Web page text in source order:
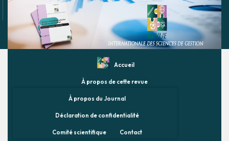
Accueil
À propos de cette revue
À propos du Journal
Déclaration de confidentialité
Comité scientifique Contact